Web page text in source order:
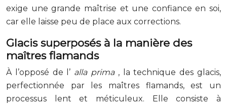
exige une grande maîtrise et une confiance en soi,
car elle laisse peu de place aux corrections.
Glacis superposés à la manière des
maîtres flamands
À l’opposé de l’ alla prima , la technique des glacis,
perfectionnée par les maîtres flamands, est un
processus lent et méticuleux. Elle consiste à